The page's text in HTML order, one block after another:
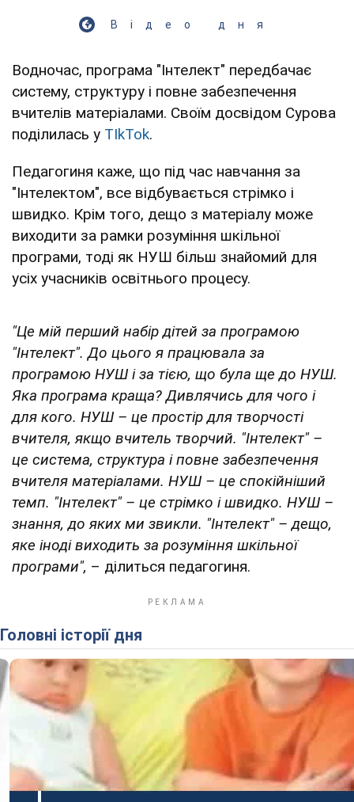
Відео дня
Водночас, програма "Інтелект" передбачає
систему, структуру і повне забезпечення
вчителів матеріалами. Своїм досвідом Сурова
поділилась у ТІkTok.
Педагогиня каже, що під час навчання за
"Інтелектом", все відбувається стрімко і
швидко. Крім того, дещо з матеріалу може
виходити за рамки розуміння шкільної
програми, тоді як НУШ більш знайомий для
усіх учасників освітнього процесу.
"Це мій перший набір дітей за програмою
"Інтелект". До цього я працювала за
програмою НУШ і за тією, що була ще до НУШ.
Яка програма краща? Дивлячись для чого і
для кого. НУШ – це простір для творчості
вчителя, якщо вчитель творчий. "Інтелект" –
це система, структура і повне забезпечення
вчителя матеріалами. НУШ – це спокійніший
темп. "Інтелект" – це стрімко і швидко. НУШ –
знання, до яких ми звикли. "Інтелект" – дещо,
яке іноді виходить за розуміння шкільної
програми", – ділиться педагогиня.
Головні історії дня